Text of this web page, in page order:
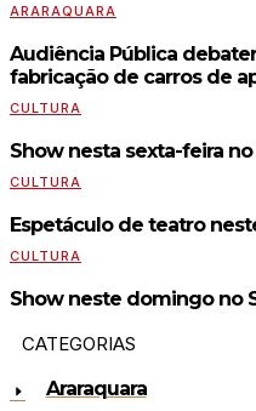
ARARAQUARA
Audiência Pública
fabricação de carros de
CULTURA
Show nesta sexta-feira no
CULTURA
Espetáculo de teatro
CULTURA
Show neste domingo no
CATEGORIAS
Araraquara